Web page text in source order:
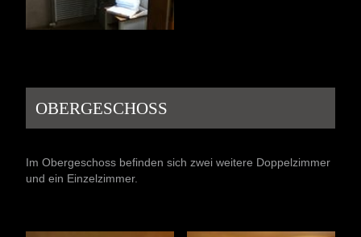
OBERGESCHOSS
Im Obergeschoss befinden sich zwei weitere Doppelzimmer
und ein Einzelzimmer.